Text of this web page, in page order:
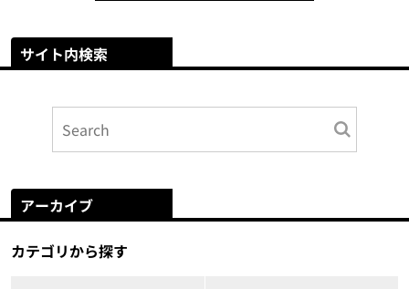
サイト内検索
アーカイブ
カテゴリから探す